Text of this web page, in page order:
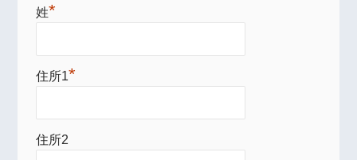
姓*
住所1*
住所2